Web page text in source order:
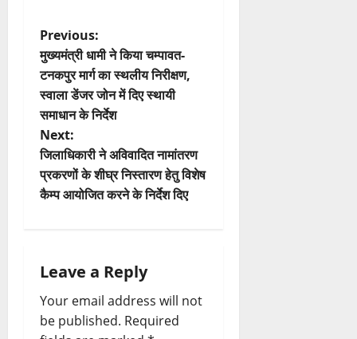
P
o
s
t
n
a
i
g
Previous:
मुख्यमंत्री धामी ने किया चम्पावत-
टनकपुर मार्ग का स्थलीय निरीक्षण,
स्वाला डेंजर जोन में दिए स्थायी
समाधान के निर्देश
Next:
जिलाधिकारी ने अविवादित नामांतरण
प्रकरणों के शीघ्र निस्तारण हेतु विशेष
कैम्प आयोजित करने के निर्देश दिए
Leave a Reply
Your email address will not
be published. Required